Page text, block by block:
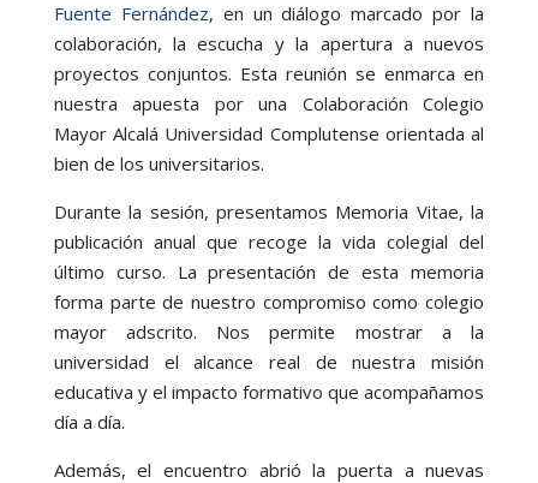
Fuente Fernández, en un diálogo marcado por la
colaboración, la escucha y la apertura a nuevos
proyectos conjuntos. Esta reunión se enmarca en
nuestra apuesta por una Colaboración Colegio
Mayor Alcalá Universidad Complutense orientada al
bien de los universitarios.
Durante la sesión, presentamos Memoria Vitae, la
publicación anual que recoge la vida colegial del
último curso. La presentación de esta memoria
forma parte de nuestro compromiso como colegio
mayor adscrito. Nos permite mostrar a la
universidad el alcance real de nuestra misión
educativa y el impacto formativo que acompañamos
día a día.
Además, el encuentro abrió la puerta a nuevas